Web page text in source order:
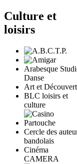
Culture et
loisirs
Arabesque
Danse
Art et
BLC loisirs et
culture
Cercle des
bandolais
Cinéma
CAMERA